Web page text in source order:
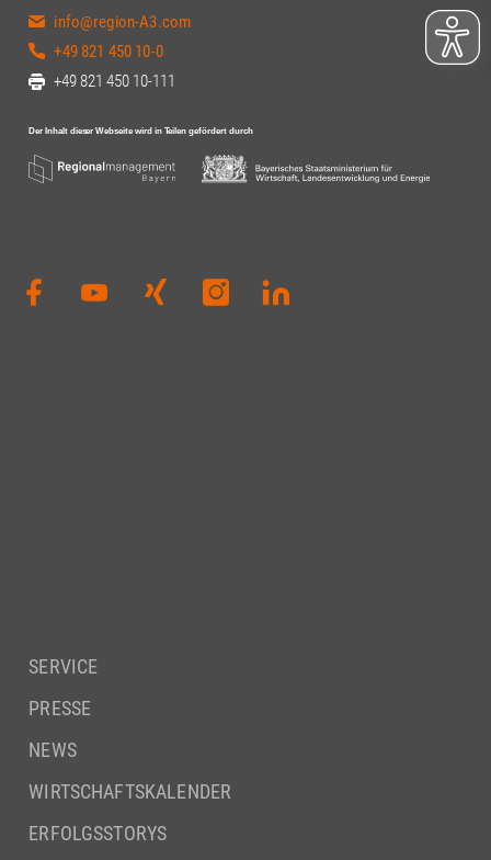
info@region-A3.com
+49 821 450 10-0
+49 821 450 10-111
SERVICE
PRESSE
NEWS
WIRTSCHAFTSKALENDER
ERFOLGSSTORYS